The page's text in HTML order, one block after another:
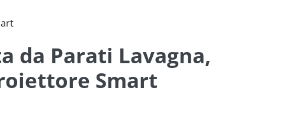
da Parati Lavagna,
Smart